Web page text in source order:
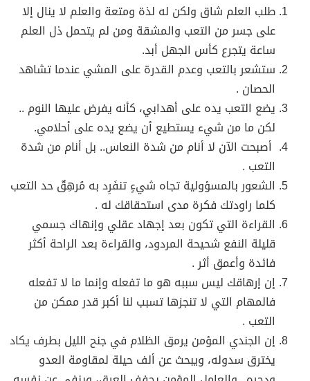
طلب العلم شاق ولكن له لذة ومتعة والعلم لا ينال إلا
على جسر من التعب والمشقة ومن لم يتحمل ذل العلم
ساعة يتجرع كأس الجهل أبد.
ستشعر بالتعب وعدم القدرة على المشي عندما تشاهد
الحصان .
يضع التعب يده على أهدابي، كأنه يفرض عليها النوم ..
لكن ما من شيء يستطيع أن يضع يده على أحلامي.
أصبحت الآن لا أنام من شدة النعاس.. بل أنام من شدة
التعب .
الشعور بالمسؤولية تجاه شيءٍ تنفَرِد به مُرهِقٌ حد التعب
كلما راودتك فكرة مدى استحقاقك له .
القراءة التي تكون بعد إجهاد عقلي وإنهاك جسمي
قليلة النفع شحيحة المردود، والقراءة بعد الراحة أكثر
فائدة وأعمق أثر .
إن إرهاقك ليس سببه هو ما تفعله وإنما ما لا تفعله
فالمهام التي لا تنجزها تسبب لنا أكبر قدر ممكن من
التعب .
إن الجندي المؤمن يرمق الظلام في جنح الليل بطرف يكاد
يخترق سدوله، ويبحث عن ألف حيلة لمقاومة العدو